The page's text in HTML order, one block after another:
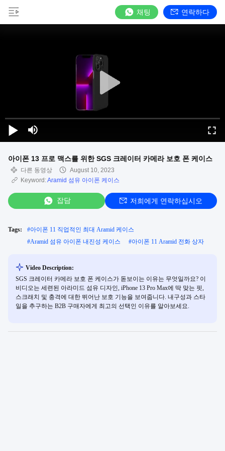
채팅 연락하다
아이폰 13 프로 맥스를 위한 SGS 크레이터 카메라 보호 폰 케이스
다른 동영상
August 10, 2023
Keyword:Aramid 섬유 아이폰 케이스
잡담 저희에게 연락하십시오
Tags: #아이폰 11 직업적인 최대 Aramid 케이스
#Aramid 섬유 아이폰 내진성 케이스 #아이폰 11 Aramid 전화 상자
Video Description:
SGS 크레이터 카메라 보호 폰 케이스가 돋보이는 이유는 무엇일까요? 이
비디오는 세련된 아라미드 섬유 디자인, iPhone 13 Pro Max에 딱 맞는 핏,
스크래치 및 충격에 대한 뛰어난 보호 기능을 보여줍니다. 내구성과 스타
일을 추구하는 B2B 구매자에게 최고의 선택인 이유를 알아보세요.